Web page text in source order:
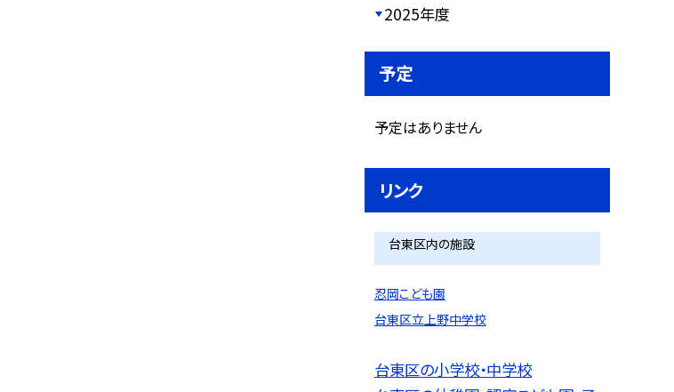
2025年度
予定
予定はありません
リンク
台東区内の施設
忍岡こども園
台東区立上野中学校
台東区の小学校・中学校